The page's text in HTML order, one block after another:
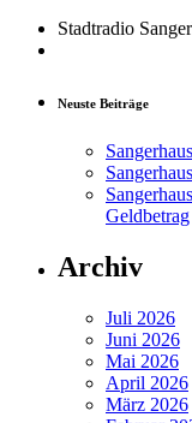
Stadtradio
Neuste Beiträge
Geldbetrag
Archiv
Juli 2026
Juni 2026
Mai 2026
April 2026
März 2026